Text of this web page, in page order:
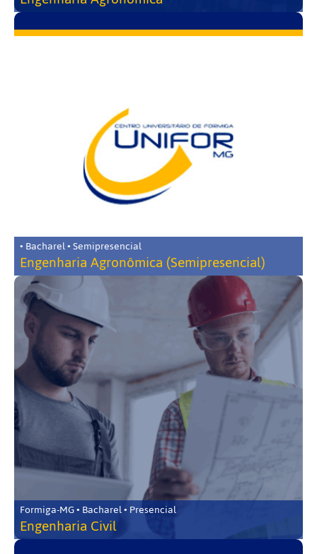
• Bacharel • Semipresencial
Engenharia Agronômica (Semipresencial)
Formiga-MG • Bacharel • Presencial
Engenharia Civil